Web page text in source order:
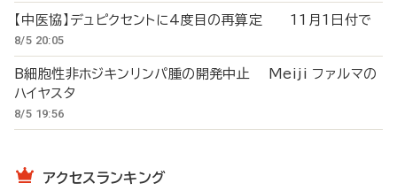
【中医協】デュピクセントに4度目の再算定 11月1日付で
8/5 20:05
B細胞性非ホジキンリンパ腫の開発中止 Meiji ファルマの
ハイヤスタ
8/5 19:56
アクセスランキング